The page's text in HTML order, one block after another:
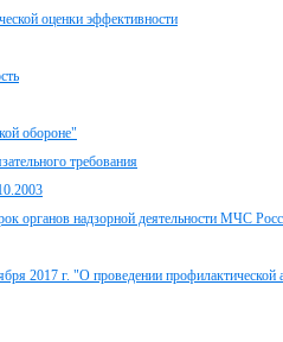
оценки эффективности
обороне"
требования
органов надзорной деятельности МЧС
2017 г. "О проведении профилактической